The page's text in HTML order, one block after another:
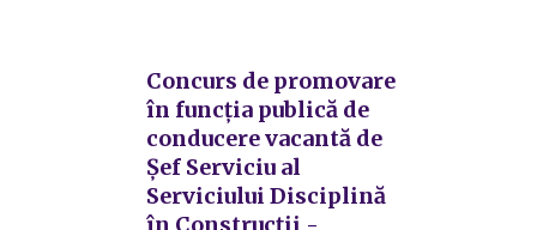
Concurs de promovare
în funcția publică de
conducere vacantă de
Șef Serviciu al
Serviciului Disciplină